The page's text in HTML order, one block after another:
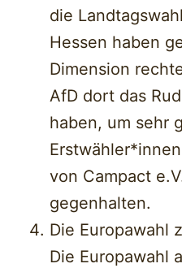
die
Hessen haben
Dimension
AfD dort das
haben, um sehr
von Campact
gegenhalten.
Die Europawahl
Die Europawahl